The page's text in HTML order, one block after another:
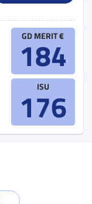
GD MERIT €
184
ISU
176